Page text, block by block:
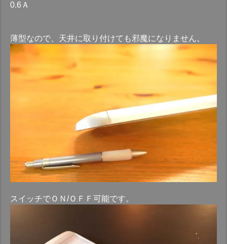
0.6Ａ
薄型なので、天井に取り付けても邪魔になりません。
スイッチでＯＮ/ＯＦＦ可能です。